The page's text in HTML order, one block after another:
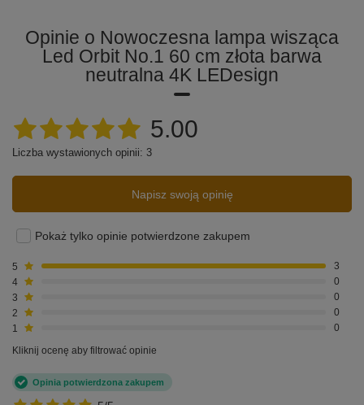
Opinie o Nowoczesna lampa wisząca
Led Orbit No.1 60 cm złota barwa
neutralna 4K LEDesign
5.00
Liczba wystawionych opinii: 3
Napisz swoją opinię
Pokaż tylko opinie potwierdzone zakupem
5
3
4
0
3
0
2
0
1
0
Kliknij ocenę aby filtrować opinie
Opinia potwierdzona zakupem